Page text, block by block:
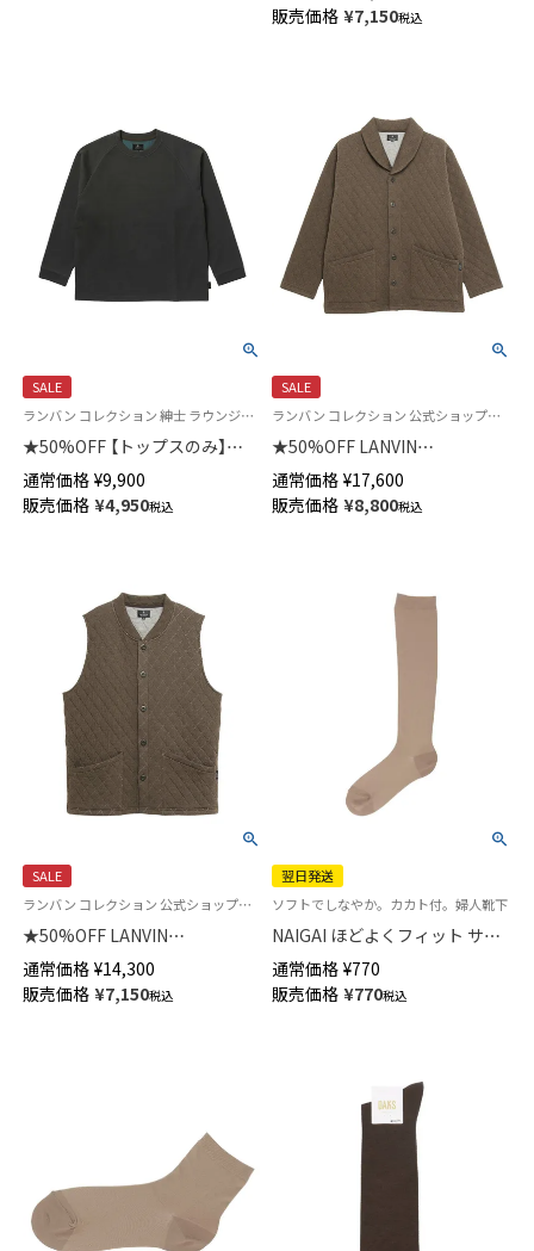
タン 前開き メンズ 54438034
販売価格 ¥7,150税込
SALE
ランバン コレクション 紳士 ラウンジウェア スウェットシャツ あたたかい
★50%OFF 【トップスのみ】
LANVIN COLLECTION 【M・Lサ
イズ】 針抜きダブルフェイス ク
ルーネック 長袖 トップス メン
通常価格 ¥9,900
販売価格 ¥4,950税込
SALE
ランバン コレクション 公式ショップ＜トップスのみ＞
★50%OFF LANVIN
COLLECTION 中綿二ットキル
ト ローブ 半纏 はんてん どてら
長袖 メンズ 54429057
通常価格 ¥17,600
販売価格 ¥8,800税込
SALE
ランバン コレクション 公式ショップ＜トップスのみ＞
★50%OFF LANVIN
COLLECTION 中綿二ットキル
ト ベスト 半纏 はんてん 羽織 メ
ンズ 54428057
通常価格 ¥14,300
販売価格 ¥7,150税込
翌日発送
ソフトでしなやか。カカト付。婦人靴下
NAIGAI ほどよくフィット サポ
ートハイソックス レディース
【365日最短翌日発送】03894186
通常価格 ¥770
販売価格 ¥770税込